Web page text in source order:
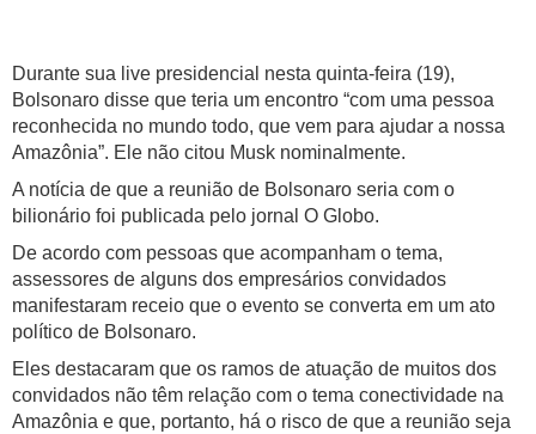
Durante sua live presidencial nesta quinta-feira (19),
Bolsonaro disse que teria um encontro “com uma pessoa
reconhecida no mundo todo, que vem para ajudar a nossa
Amazônia”. Ele não citou Musk nominalmente.
A notícia de que a reunião de Bolsonaro seria com o
bilionário foi publicada pelo jornal O Globo.
De acordo com pessoas que acompanham o tema,
assessores de alguns dos empresários convidados
manifestaram receio que o evento se converta em um ato
político de Bolsonaro.
Eles destacaram que os ramos de atuação de muitos dos
convidados não têm relação com o tema conectividade na
Amazônia e que, portanto, há o risco de que a reunião seja